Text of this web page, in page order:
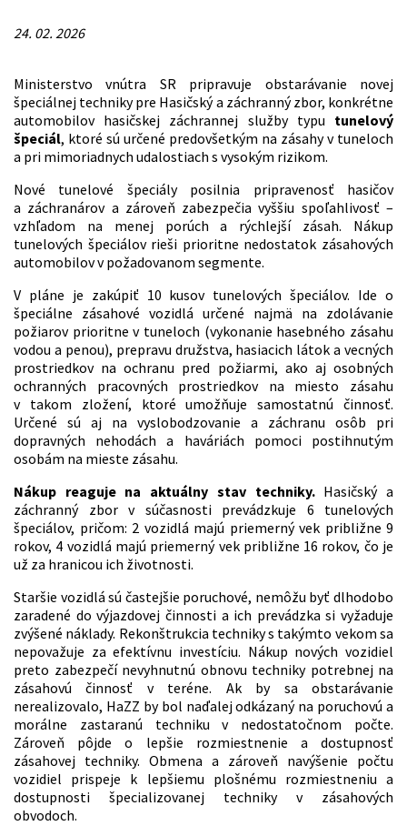
24. 02. 2026
Ministerstvo vnútra SR pripravuje obstarávanie novej
špeciálnej techniky pre Hasičský a záchranný zbor, konkrétne
automobilov hasičskej záchrannej služby typu tunelový
špeciál, ktoré sú určené predovšetkým na zásahy v tuneloch
a pri mimoriadnych udalostiach s vysokým rizikom.
Nové tunelové špeciály posilnia pripravenosť hasičov
a záchranárov a zároveň zabezpečia vyššiu spoľahlivosť –
vzhľadom na menej porúch a rýchlejší zásah. Nákup
tunelových špeciálov rieši prioritne nedostatok zásahových
automobilov v požadovanom segmente.
V pláne je zakúpiť 10 kusov tunelových špeciálov. Ide o
špeciálne zásahové vozidlá určené najmä na zdolávanie
požiarov prioritne v tuneloch (vykonanie hasebného zásahu
vodou a penou), prepravu družstva, hasiacich látok a vecných
prostriedkov na ochranu pred požiarmi, ako aj osobných
ochranných pracovných prostriedkov na miesto zásahu
v takom zložení, ktoré umožňuje samostatnú činnosť.
Určené sú aj na vyslobodzovanie a záchranu osôb pri
dopravných nehodách a haváriách pomoci postihnutým
osobám na mieste zásahu.
Nákup reaguje na aktuálny stav techniky. Hasičský a
záchranný zbor v súčasnosti prevádzkuje 6 tunelových
špeciálov, pričom: 2 vozidlá majú priemerný vek približne 9
rokov, 4 vozidlá majú priemerný vek približne 16 rokov, čo je
už za hranicou ich životnosti.
Staršie vozidlá sú častejšie poruchové, nemôžu byť dlhodobo
zaradené do výjazdovej činnosti a ich prevádzka si vyžaduje
zvýšené náklady. Rekonštrukcia techniky s takýmto vekom sa
nepovažuje za efektívnu investíciu. Nákup nových vozidiel
preto zabezpečí nevyhnutnú obnovu techniky potrebnej na
zásahovú činnosť v teréne. Ak by sa obstarávanie
nerealizovalo, HaZZ by bol naďalej odkázaný na poruchovú a
morálne zastaranú techniku v nedostatočnom počte.
Zároveň pôjde o lepšie rozmiestnenie a dostupnosť
zásahovej techniky. Obmena a zároveň navýšenie počtu
vozidiel prispeje k lepšiemu plošnému rozmiestneniu a
dostupnosti špecializovanej techniky v zásahových
obvodoch.